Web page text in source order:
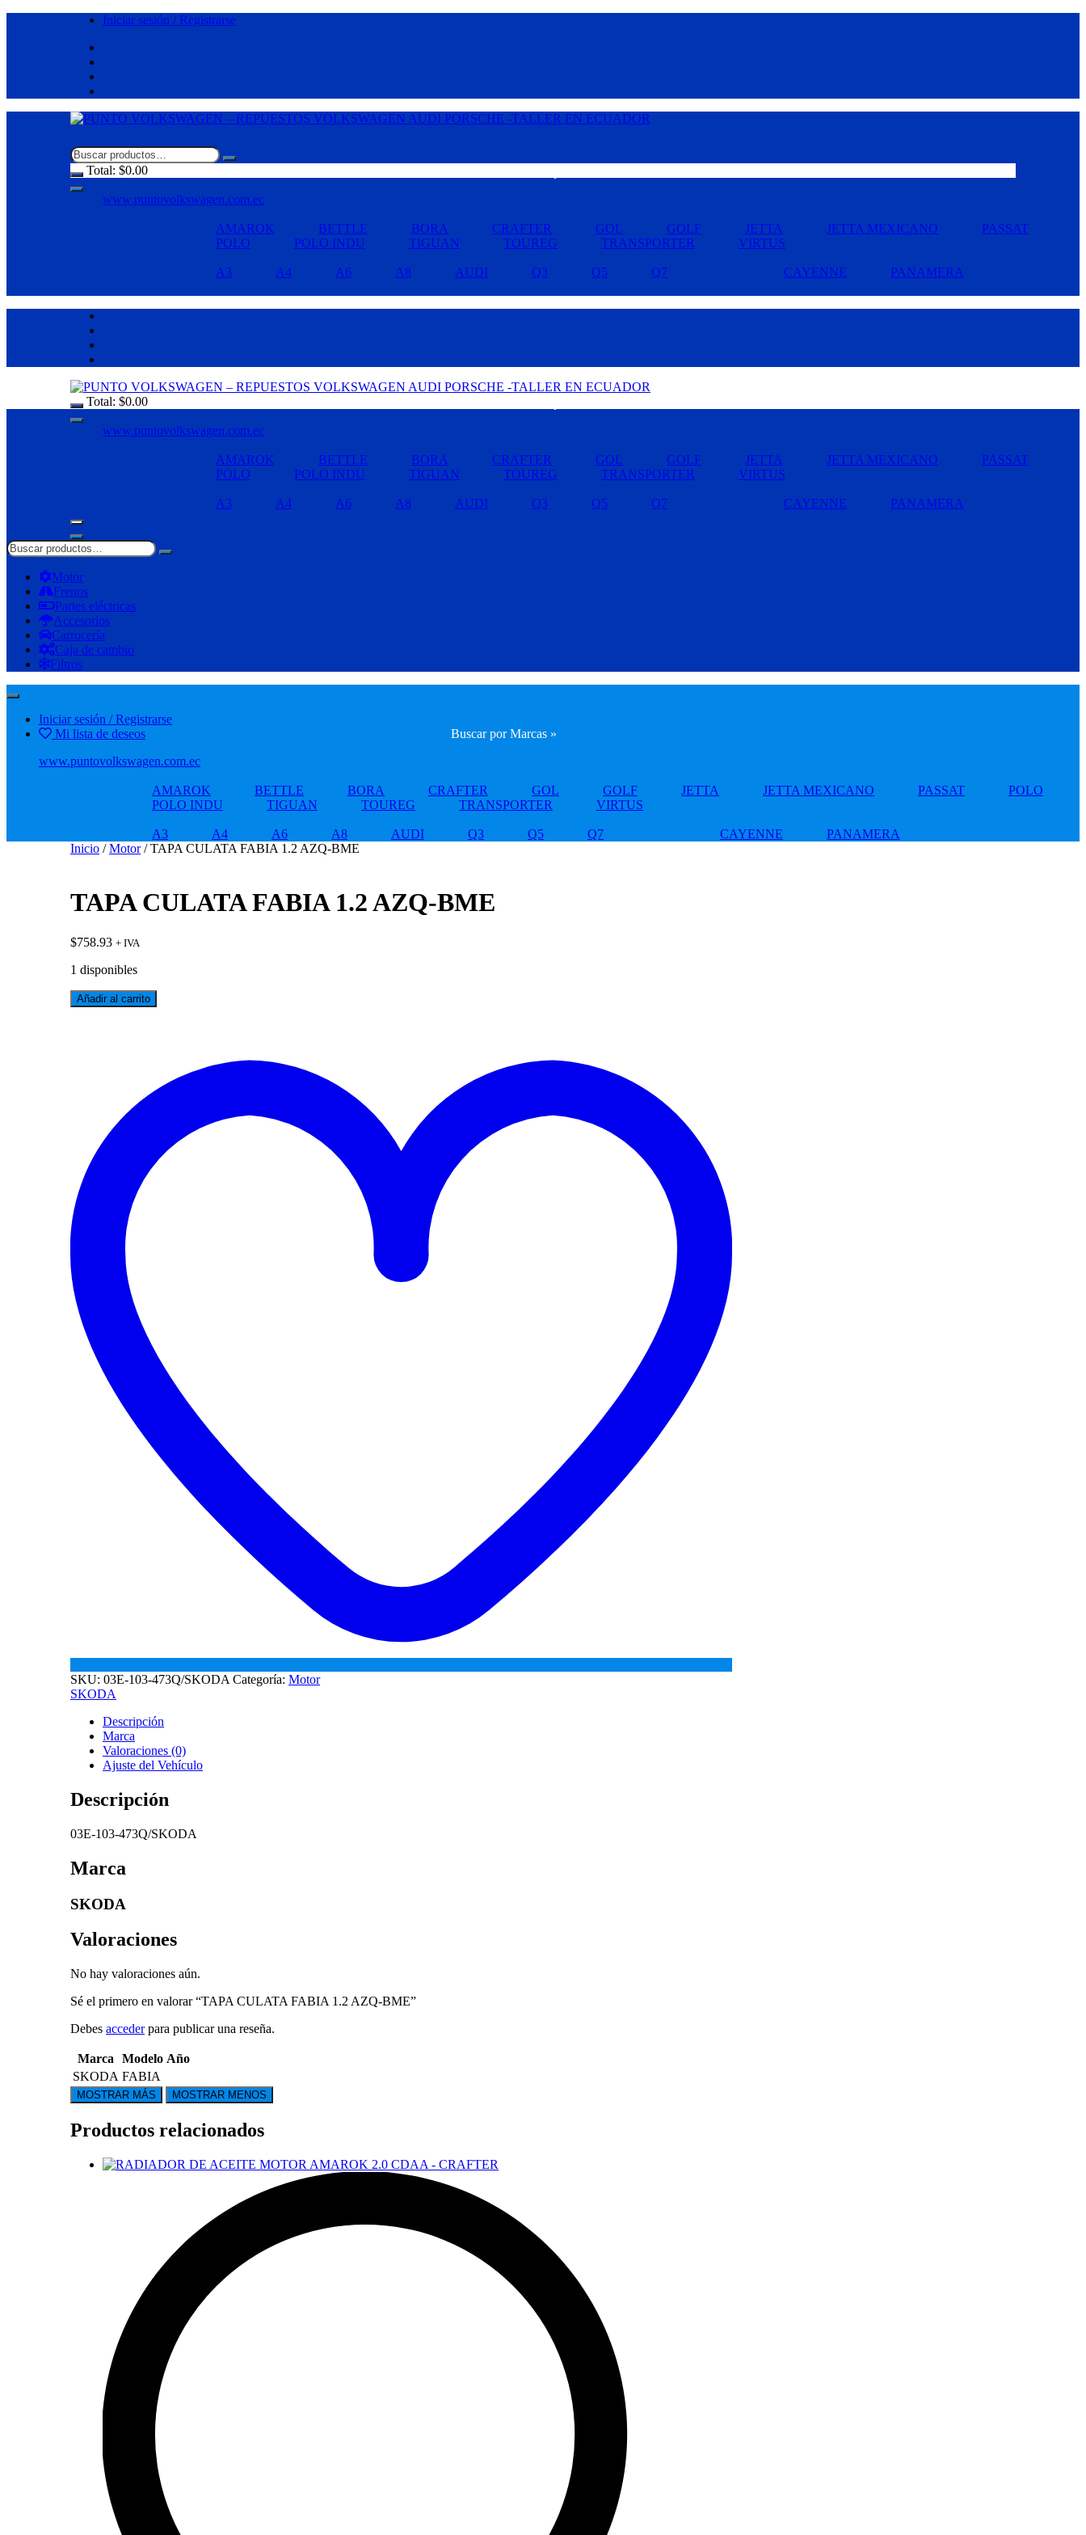
Iniciar sesión / Registrarse
Total: $0.00
www.puntovolkswagen.com.ec
AMAROK BETTLE BORA CRAFTER GOL GOLF JETTA JETTA MEXICANO
PASSAT
POLO
POLO INDU TIGUAN TOUREG TRANSPORTER VIRTUS
A3 A4 A6 A8 AUDI Q3 Q5 Q7 CAYENNE PANAMERA
Total: $0.00
www.puntovolkswagen.com.ec
AMAROK BETTLE BORA CRAFTER GOL GOLF JETTA JETTA MEXICANO
PASSAT
POLO
POLO INDU TIGUAN TOUREG TRANSPORTER VIRTUS
A3 A4 A6 A8 AUDI Q3 Q5 Q7 CAYENNE PANAMERA
Motor
Frenos
Partes eléctricas
Accesorios
Carrocería
Caja de cambio
Filtros
Iniciar sesión / Registrarse
Mi lista de deseos
www.puntovolkswagen.com.ec
Buscar por Marcas »
AMAROK BETTLE BORA CRAFTER GOL GOLF JETTA JETTA MEXICANO PASSAT
POLO
POLO INDU
TIGUAN TOUREG TRANSPORTER VIRTUS
A3 A4 A6 A8 AUDI Q3 Q5 Q7 CAYENNE
PANAMERA
Inicio /Motor/ TAPA CULATA FABIA 1.2 AZQ-BME
TAPA CULATA FABIA 1.2 AZQ-BME
$758.93 + IVA
1 disponibles
TAPA
CULATA
Añadir al carrito
SKU: 03E-103-473Q/SKODA Categoría: Motor
SKODA
Descripción
Marca
Valoraciones (0)
Ajuste del Vehículo
Descripción
03E-103-473Q/SKODA
Marca
SKODA
Valoraciones
No hay valoraciones aún.
Sé el primero en valorar “TAPA CULATA FABIA 1.2 AZQ-BME”
Debes accederpara publicar una reseña.
Marca Modelo Año
SKODA FABIA
Productos relacionados